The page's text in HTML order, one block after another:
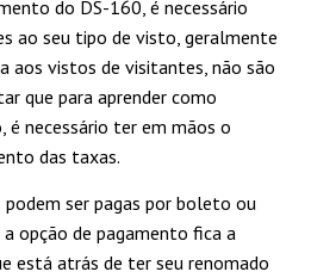
do DS-160, é necessário
ao seu tipo de visto, geralmente
aos vistos de visitantes, não são
que para aprender como
é necessário ter em mãos o
das taxas.
ser pagas por boleto ou
opção de pagamento fica a
está atrás de ter seu renomado